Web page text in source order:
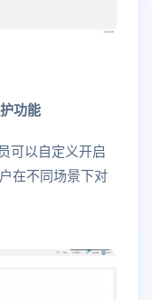
功能
可以自定义开启
在不同场景下对